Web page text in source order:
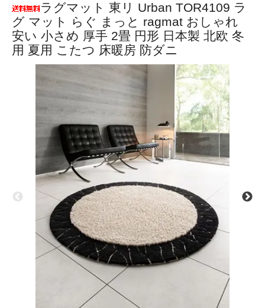
ラグマット 東リ Urban TOR4109 ラ
グ マット らぐ まっと ragmat おしゃれ
安い 小さめ 厚手 2畳 円形 日本製 北欧 冬
用 夏用 こたつ 床暖房 防ダニ